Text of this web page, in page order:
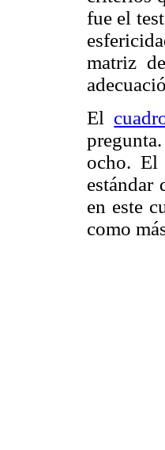
fue el
matriz
El
ocho. El
estándar
en este
como